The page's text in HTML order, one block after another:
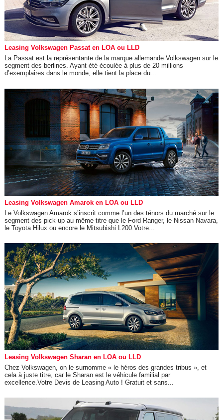
Leasing Volkswagen Passat en LOA ou LLD
La Passat est la représentante de la marque allemande Volkswagen sur le
segment des berlines. Ayant été écoulée à plus de 20 millions
d’exemplaires dans le monde, elle tient la place du...
Leasing Volkswagen Amarok en LOA ou LLD
Le Volkswagen Amarok s’inscrit comme l’un des ténors du marché sur le
segment des pick-up au même titre que le Ford Ranger, le Nissan Navara,
le Toyota Hilux ou encore le Mitsubishi L200.Votre...
Leasing Volkswagen Sharan en LOA ou LLD
Chez Volkswagen, on le surnomme « le héros des grandes tribus », et
cela à juste titre, car le Sharan est le véhicule familial par
excellence.Votre Devis de Leasing Auto ! Gratuit et sans...